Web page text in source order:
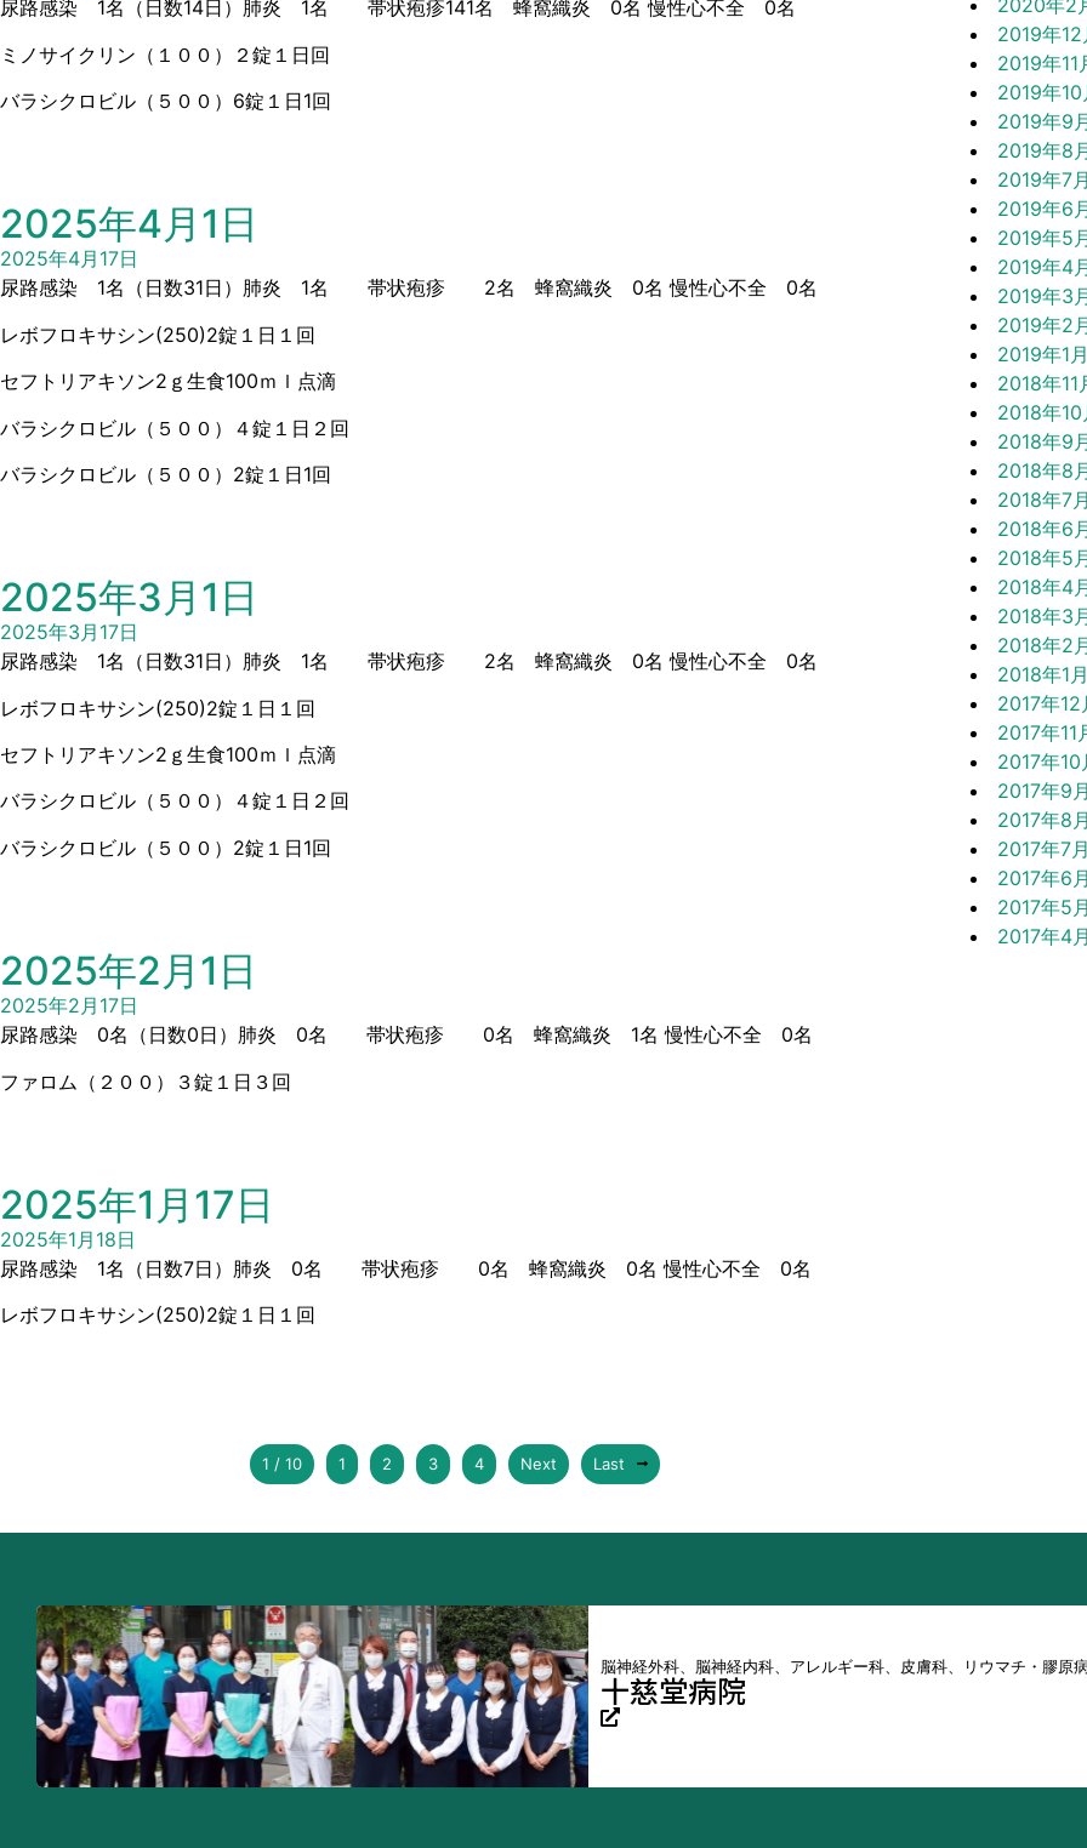
尿路感染 1名（日数14日）肺炎 1名 帯状疱疹141名 蜂窩織炎 0名 慢性心不全 0名
ミノサイクリン（１００）２錠１日回
バラシクロビル（５００）6錠１日1回
2025年4月1日
2025年4月17日
尿路感染 1名（日数31日）肺炎 1名 帯状疱疹 2名 蜂窩織炎 0名 慢性心不全 0名
レボフロキサシン(250)2錠１日１回
セフトリアキソン2ｇ生食100ｍｌ点滴
バラシクロビル（５００）４錠１日２回
バラシクロビル（５００）2錠１日1回
2025年3月1日
2025年3月17日
尿路感染 1名（日数31日）肺炎 1名 帯状疱疹 2名 蜂窩織炎 0名 慢性心不全 0名
レボフロキサシン(250)2錠１日１回
セフトリアキソン2ｇ生食100ｍｌ点滴
バラシクロビル（５００）４錠１日２回
バラシクロビル（５００）2錠１日1回
2025年2月1日
2025年2月17日
尿路感染 0名（日数0日）肺炎 0名 帯状疱疹 0名 蜂窩織炎 1名 慢性心不全 0名
ファロム（２００）３錠１日３回
2025年1月17日
2025年1月18日
尿路感染 1名（日数7日）肺炎 0名 帯状疱疹 0名 蜂窩織炎 0名 慢性心不全 0名
レボフロキサシン(250)2錠１日１回
1 / 10 1 2 3 4 Next Last
2020年2
2019年12
2019年11
2019年10
2019年9
2019年8
2019年7月
2019年6
2019年5
2019年4
2019年3
2019年2
2019年1月
2018年11
2018年10
2018年9
2018年8
2018年7月
2018年6
2018年5
2018年4
2018年3
2018年2
2018年1月
2017年12
2017年11
2017年10
2017年9月
2017年8月
2017年7月
2017年6月
2017年5月
2017年4月
脳神経外科、脳神経内科、アレルギー科、皮膚科、リウマチ・膠原
十慈堂病院